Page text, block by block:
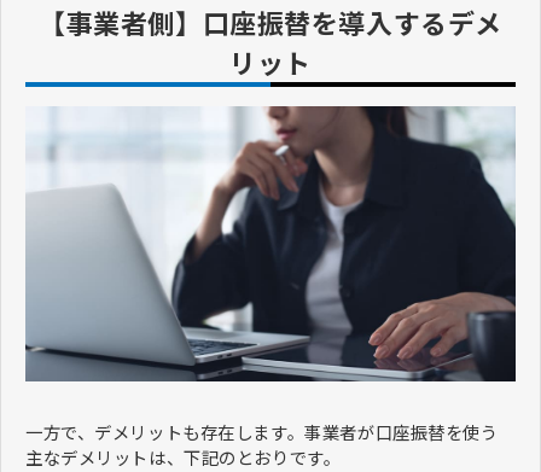
【事業者側】口座振替を導入するデメ
リット
一方で、デメリットも存在します。事業者が口座振替を使う
主なデメリットは、下記のとおりです。